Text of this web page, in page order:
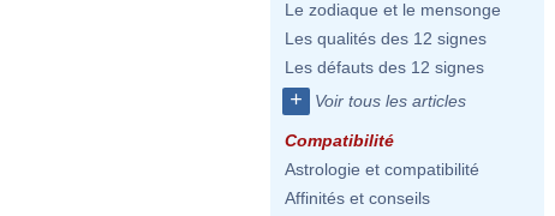
Le zodiaque et le mensonge
Les qualités des 12 signes
Les défauts des 12 signes
+ Voir tous les articles
Compatibilité
Astrologie et compatibilité
Affinités et conseils